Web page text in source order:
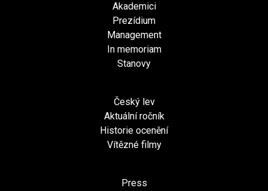
Akademici
Prezídium
Management
In memoriam
Stanovy
Český lev
Aktuální ročník
Historie ocenění
Vítězné filmy
Press